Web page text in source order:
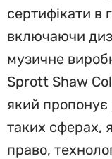
сертифікати в
включаючи
музичне
Sprott Shaw
який пропонує
таких сферах,
право,